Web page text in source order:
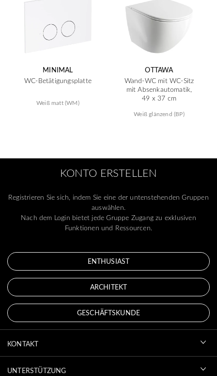
MINIMAL
WC-Betätigungsplatte
Weiß matt (WM)
OTTAWA
Wand-WC mit WC-Sitz
mit Absenkautomatik,
49 x 37 cm
Weiß glänzend (BP)
KONTO ERSTELLEN
Registrieren Sie sich, indem Sie eine der untenstehenden Gruppen
auswählen.
Nach dem Login bietet jede Gruppe Zugang zu exklusiven
Funktionen und Ressourcen.
ENTHUSIAST
ARCHITEKT
GESCHÄFTSKUNDE
KONTAKT
UNTERSTÜTZUNG